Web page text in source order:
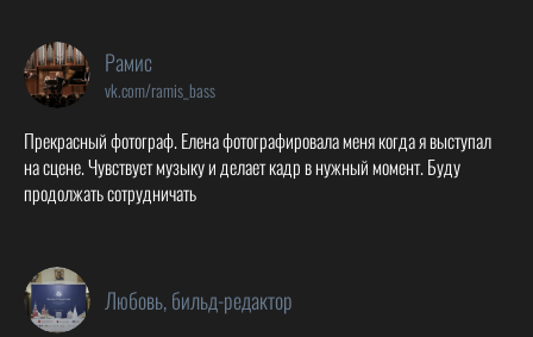
Рамис
vk.com/ramis_bass
Прекрасный фотограф. Елена фотографировала меня когда я выступал
на сцене. Чувствует музыку и делает кадр в нужный момент. Буду
продолжать сотрудничать
Любовь, бильд-редактор